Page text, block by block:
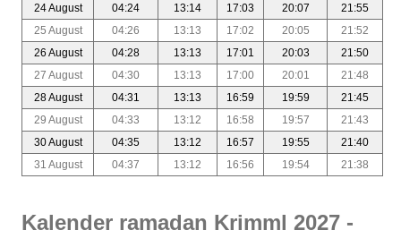
24 August
04:24 13:14 17:03 20:07
21:55
25 August
04:26 13:13 17:02 20:05
21:52
26 August
04:28 13:13 17:01 20:03
21:50
27 August
04:30 13:13 17:00 20:01
21:48
28 August
04:31 13:13 16:59 19:59
21:45
29 August
04:33 13:12 16:58 19:57
21:43
30 August
04:35 13:12 16:57 19:55
21:40
31 August
04:37 13:12 16:56 19:54 21:38
Kalender ramadan Krimml 2027 -